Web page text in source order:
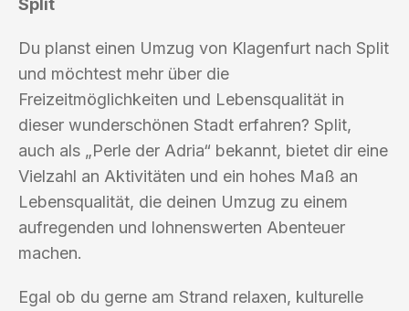
Split
Du planst einen Umzug von Klagenfurt nach Split
und möchtest mehr über die
Freizeitmöglichkeiten und Lebensqualität in
dieser wunderschönen Stadt erfahren? Split,
auch als „Perle der Adria“ bekannt, bietet dir eine
Vielzahl an Aktivitäten und ein hohes Maß an
Lebensqualität, die deinen Umzug zu einem
aufregenden und lohnenswerten Abenteuer
machen.
Egal ob du gerne am Strand relaxen, kulturelle